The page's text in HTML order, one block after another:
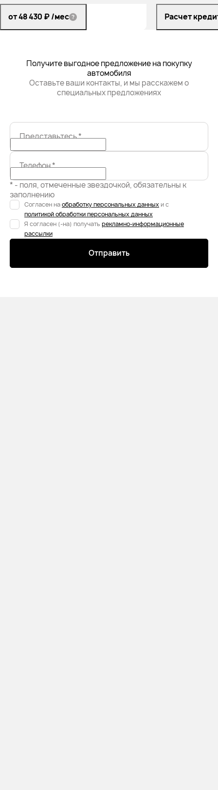
от 48 430 ₽/мес Расчет
Получите выгодное предложение на покупку
автомобиля
Оставьте ваши контакты, и мы расскажем о
специальных предложениях
Представьтесь*
Телефон*
* - поля, отмеченные звездочкой, обязательны к
заполнению
Согласен наобработку персональных данных и с
политикой обработки персональных данных
Я согласен (-на) получать рекламно-информационные
рассылки
Отправить